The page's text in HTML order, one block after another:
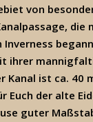
von
die
Inverness
ihrer
Kanal ist ca. 40
Euch der alte
guter